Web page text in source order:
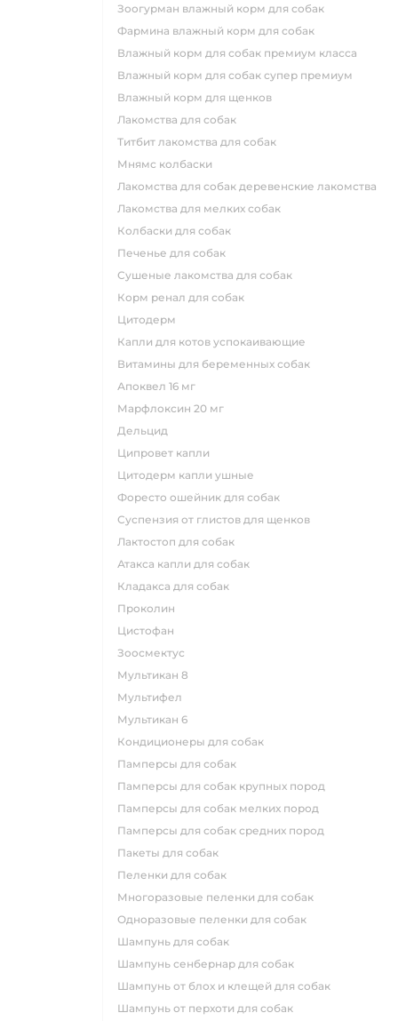
зоогурман влажный корм для собак
фармина влажный корм для собак
влажный корм для собак премиум класса
влажный корм для собак супер премиум
влажный корм для щенков
лакомства для собак
титбит лакомства для собак
мнямс колбаски
лакомства для собак деревенские лакомства
лакомства для мелких собак
колбаски для собак
печенье для собак
сушеные лакомства для собак
корм ренал для собак
цитодерм
капли для котов успокаивающие
витамины для беременных собак
апоквел 16 мг
марфлоксин 20 мг
дельцид
ципровет капли
цитодерм капли ушные
форесто ошейник для собак
суспензия от глистов для щенков
лактостоп для собак
атакса капли для собак
кладакса для собак
проколин
цистофан
зоосмектус
мультикан 8
мультифел
мультикан 6
кондиционеры для собак
памперсы для собак
памперсы для собак крупных пород
памперсы для собак мелких пород
памперсы для собак средних пород
пакеты для собак
пеленки для собак
многоразовые пеленки для собак
одноразовые пеленки для собак
шампунь для собак
шампунь сенбернар для собак
шампунь от блох и клещей для собак
шампунь от перхоти для собак